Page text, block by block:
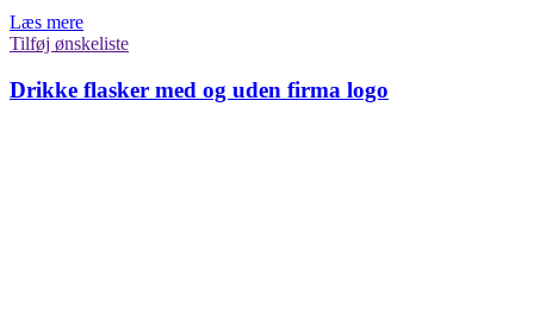
Læs mere
Tilføj ønskeliste
Drikke flasker med og uden firma logo